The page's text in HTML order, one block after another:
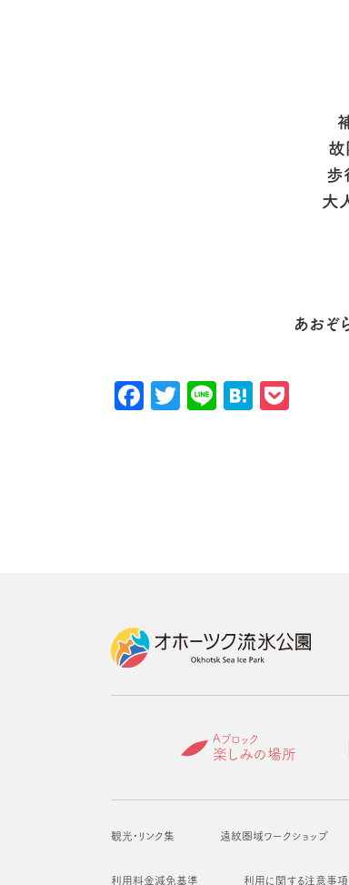
故
歩
大
あおぞ
Facebook
Twitter
LineHatena
Aブロック
楽しみの場所
観光・リンク集 遠紋圏域ワークショップ
利用料金減免基準 利用に関する注意事